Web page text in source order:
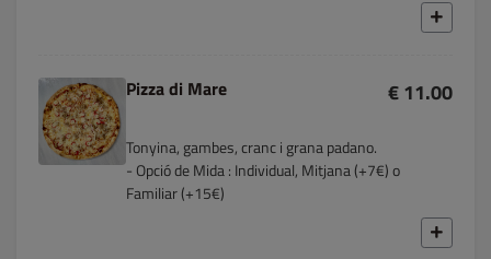
Pizza di Mare € 11.00
Tonyina, gambes, cranc i grana padano.
- Opció de Mida : Individual, Mitjana (+7€) o
Familiar (+15€)